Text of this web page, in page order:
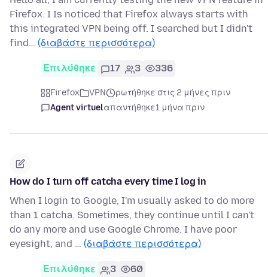
Firefox. I Is noticed that Firefox always starts with
this integrated VPN being off. I searched but I didn't
find… (διαβάστε περισσότερα)
Επιλύθηκε 17 3 336
Firefox VPN
ρωτήθηκε στις 2 μήνες πριν
Agent virtuelαπαντήθηκε1 μήνα πριν
How do I turn off catcha every time I log in
When I login to Google, I'm usually asked to do more
than 1 catcha. Sometimes, they continue until I can't
do any more and use Google Chrome. I have poor
eyesight, and … (διαβάστε περισσότερα)
Επιλύθηκε 3 60